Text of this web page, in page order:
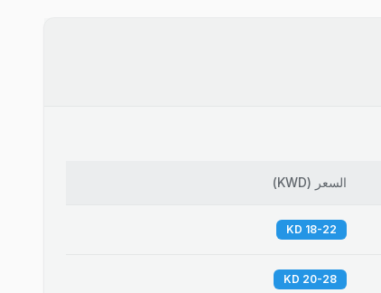
السعر (
KWD
)
18-22 KD
20-28 KD